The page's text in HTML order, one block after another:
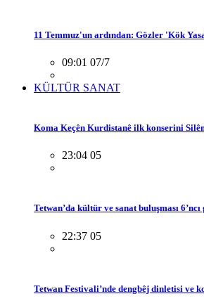
11 Temmuz'un ardından: Gözler 'Kök
09:01 07/7
KÜLTÜR SANAT
Koma Keçên Kurdistanê ilk konserini
23:04 05
Tetwan’da kültür ve sanat buluşması 6’ncı
22:37 05
Tetwan Festivali’nde dengbêj dinletisi ve